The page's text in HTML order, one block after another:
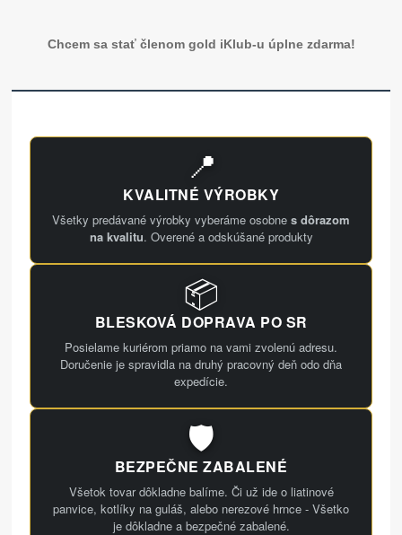
Chcem sa stať členom gold iKlub-u úplne zdarma!
📍
KVALITNÉ VÝROBKY
Všetky predávané výrobky vyberáme osobne s dôrazom
na kvalitu. Overené a odskúšané produkty
📦
BLESKOVÁ DOPRAVA PO SR
Posielame kuriérom priamo na vami zvolenú adresu.
Doručenie je spravidla na druhý pracovný deň odo dňa
expedície.
🛡️
BEZPEČNE ZABALENÉ
Všetok tovar dôkladne balíme. Či už ide o liatinové
panvice, kotlíky na guláš, alebo nerezové hrnce - Všetko
je dôkladne a bezpečné zabalené.